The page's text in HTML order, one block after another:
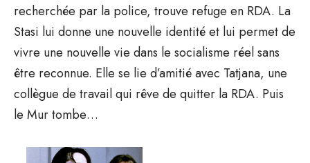
recherchée par la police, trouve refuge en RDA. La
Stasi lui donne une nouvelle identité et lui permet de
vivre une nouvelle vie dans le socialisme réel sans
être reconnue. Elle se lie d’amitié avec Tatjana, une
collègue de travail qui rêve de quitter la RDA. Puis
le Mur tombe…